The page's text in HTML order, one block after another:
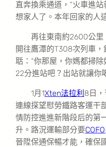
直奔換乘通道，“火車進
想家人了。本年回家的人
再往東南約2600公里
開往鷹潭的T308次列車
聒：“你那屋，你媽都掃
22分進站吧？出站就讓你
1月1Xten法拉利 8日
連線探望慰勞鐵路客運干
情防控進進新階段后的第
升。路況運輸部分要COFO
晉陞保通保暢才能，確保